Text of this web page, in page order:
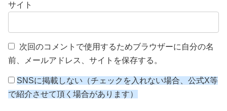
サイト
次回のコメントで使用するためブラウザーに自分の名
前、メールアドレス、サイトを保存する。
SNSに掲載しない（チェックを入れない場合、公式X等
で紹介させて頂く場合があります）